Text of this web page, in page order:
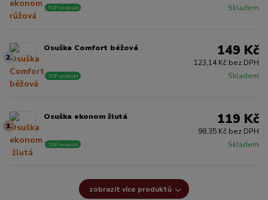
Skladem
TOP produkt
2.
Osuška Comfort béžová
Skladem
TOP produkt
149 Kč
123,14 Kč bez DPH
3.
Osuška ekonom žlutá
Skladem
TOP produkt
119 Kč
98,35 Kč bez DPH
zobrazit více produktů